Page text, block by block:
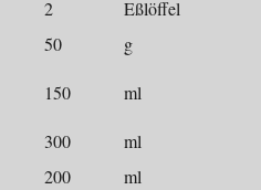
2 Eßlöffel
50
g
150 ml
300
ml
200
ml